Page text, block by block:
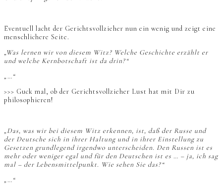
Eventuell lacht der Gerichtsvollzieher nun ein wenig und zeigt eine
menschlichere Seite.
„Was lernen wir von diesem Witz? Welche Geschichte erzählt er
und welche Kernbotschaft ist da drin?“
„…“
>>> Guck mal, ob der Gerichtsvollzieher Lust hat mit Dir zu
philosophieren!
„Das, was wir bei diesem Witz erkennen, ist, daß der Russe und
der Deutsche sich in ihrer Haltung und in ihrer Einstellung zu
Gesetzen grundlegend irgendwo unterscheiden. Den Russen ist es
mehr oder weniger egal und für den Deutschen ist es … – ja, ich sag
mal – der Lebensmittelpunkt. Wie sehen Sie das?“
„…“